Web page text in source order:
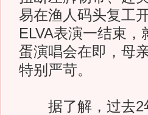
易在渔人码头复工
ELVA表演一结束
蛋演唱会在即，母
特别严苛。
据了解，过去2